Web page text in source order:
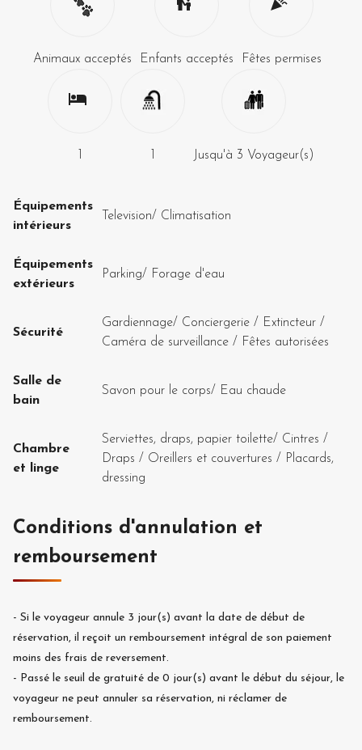
Animaux acceptés Enfants acceptés Fêtes permises
Jusqu'à 3 Voyageur(s)
Équipements
intérieurs
Television/ Climatisation
Équipements
extérieurs
Parking/ Forage d'eau
Sécurité
Gardiennage/ Conciergerie / Extincteur /
Caméra de surveillance / Fêtes autorisées
Salle de
bain
Savon pour le corps/ Eau chaude
Chambre
et linge
Serviettes, draps, papier toilette/ Cintres /
Draps / Oreillers et couvertures / Placards,
dressing
Conditions d'annulation et
remboursement
- Si le voyageur annule 3 jour(s) avant la date de début de
réservation, il reçoit un remboursement intégral de son paiement
moins des frais de reversement.
- Passé le seuil de gratuité de 0 jour(s) avant le début du séjour, le
voyageur ne peut annuler sa réservation, ni réclamer de
remboursement.